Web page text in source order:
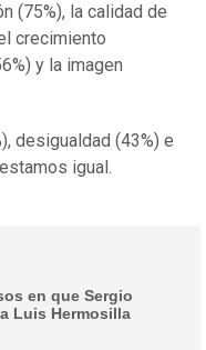
(75%), la calidad de
crecimiento
y la imagen
desigualdad (43%) e
igual.
en que Sergio
Luis Hermosilla